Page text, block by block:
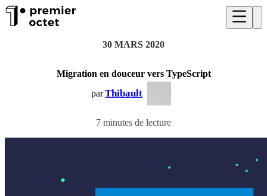
30 MARS 2020
Migration en douceur vers TypeScript
parThibault
7 minutes de lecture